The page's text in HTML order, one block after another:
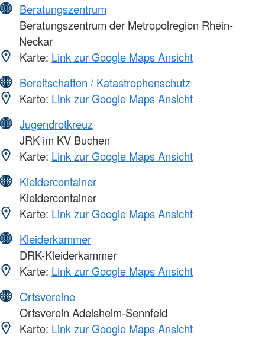
Beratungszentrum
Beratungszentrum der Metropolregion Rhein-
Neckar
Karte: Link zur Google Maps Ansicht
Bereitschaften / Katastrophenschutz
Karte: Link zur Google Maps Ansicht
Jugendrotkreuz
JRK im KV Buchen
Karte: Link zur Google Maps Ansicht
Kleidercontainer
Kleidercontainer
Karte: Link zur Google Maps Ansicht
Kleiderkammer
DRK-Kleiderkammer
Karte: Link zur Google Maps Ansicht
Ortsvereine
Ortsverein Adelsheim-Sennfeld
Karte: Link zur Google Maps Ansicht